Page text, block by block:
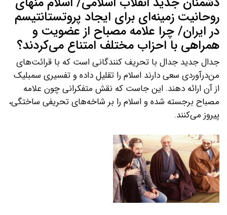
روحانیت زمینه‌ای برای ایجاد پروتستانتیسم
در ایران/ چرا علامه مصباح از عضویت و
همراهی با احزاب مختلف امتناع می‌کردند؟
جدال جدید جدال با تحریف کنندگانی است که با قرائت‌های
من‌درآوردی سعی دارند اسلام را تقلیل داده و تفسیری سمبلیک
از آن ارائه دهند. این جاست که نقش متفکرانی چون علامه
مصباح برجسته شده و اسلام را بر شاخه‌های تحریفی ساختگی،
پیروز می‌کنند.